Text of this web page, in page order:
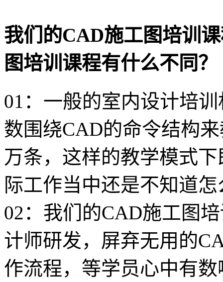
我们的CAD施工图培训
图培训课程有什么不同？
01：一般的室内设计培
数围绕CAD的命令结构
万条，这样的教学模式
际工作当中还是不知道
02：我们的CAD施工图
计师研发，屏弃无用的
作流程，等学员心中有